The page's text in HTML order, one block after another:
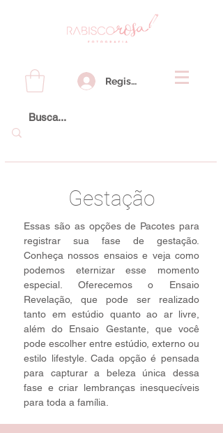
Registre-se
Gestação
Essas são as opções de Pacotes para
registrar sua fase de gestação.
Conheça nossos ensaios e veja como
podemos eternizar esse momento
especial. Oferecemos o Ensaio
Revelação, que pode ser realizado
tanto em estúdio quanto ao ar livre,
além do Ensaio Gestante, que você
pode escolher entre estúdio, externo ou
estilo lifestyle. Cada opção é pensada
para capturar a beleza única dessa
fase e criar lembranças inesquecíveis
para toda a família.